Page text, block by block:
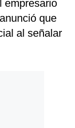
empresario
que
al señalar